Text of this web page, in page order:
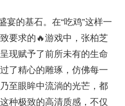
宴的基石。在“吃鸡”这样一
要求的🔥游戏中，张柏芝
现赋予了前所未有的生命
了精心的雕琢，仿佛每一
至眼眸中流淌的光芒，都
种极致的高清质感，不仅